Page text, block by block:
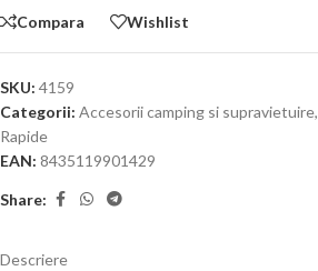
Compara Wishlist
SKU: 4159
Categorii: Accesorii camping si supravietuire,
Rapide
EAN: 8435119901429
Share:
Descriere